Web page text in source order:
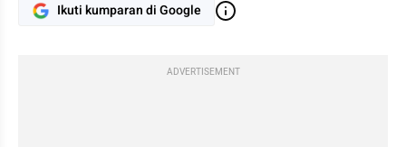
Ikuti kumparan di Google
ADVERTISEMENT